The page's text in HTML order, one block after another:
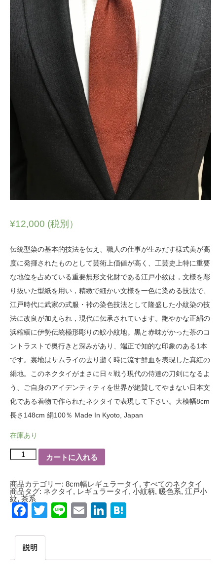
¥12,000 (税別）
伝統型染の基本的技法を伝え、職人の仕事が生みだす様式美が高
度に発揮されたものとして芸術上価値が高く、工芸史上特に重要
な地位を占めている重要無形文化財である江戸小紋は，文様を彫
り抜いた型紙を用い，精緻で細かい文様を一色に染める技法で、
江戸時代に武家の式服・裃の染色技法として隆盛した小紋染の技
法に改良が加えられ，現代に伝承されています。艶やかな正絹の
浜縮緬に伊勢伝統極形彫りの鮫小紋地。黒と赤味がかった茶のコ
ントラストで奥行きと深みがあり、端正で知的な印象のある1本
です。裏地はサムライの去り逝く時に流す鮮血を表現した真紅の
絹地。このネクタイがまさに日々戦う現代の侍達の刀剣になるよ
う、ご自身のアイデンティティを世界が絶賛してやまない日本文
化である着物で作られたネクタイで表現して下さい。大検幅8cm
長さ148cm 絹100％ Made In Kyoto, Japan
在庫あり
世
界
本
8cm
幅
ネ
ク
タ
鮫
カートに入れる
商品カテゴリー: 8cm幅レギュラータイ, すべてのネクタイ
商品タグ: ネクタイ, レギュラータイ, 小紋柄, 暖色系, 江戸小
紋, 茶系
Facebook
Twitter
LineEmailLinkedIn
説明